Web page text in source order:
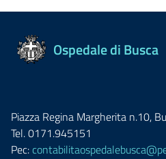
Ospedale di Busca
Piazza Regina Margherita n.10,
Tel. 0171.945151
Pec: